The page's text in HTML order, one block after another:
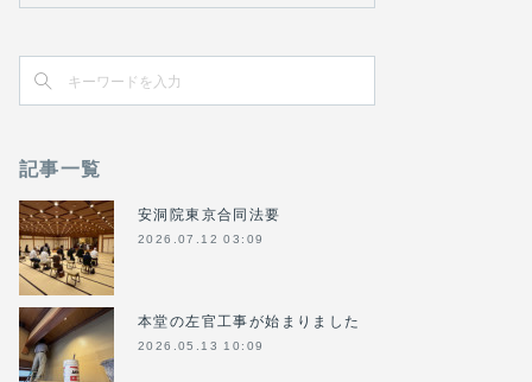
記事一覧
安洞院東京合同法要
2026.07.12 03:09
本堂の左官工事が始まりました
2026.05.13 10:09